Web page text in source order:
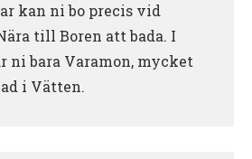
kan ni bo precis vid
till Boren att bada. I
ni bara Varamon, mycket
i Vätten.